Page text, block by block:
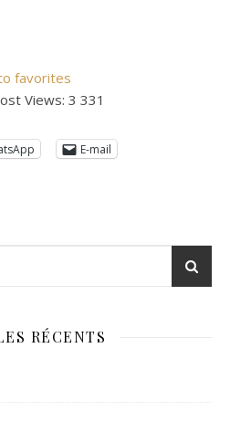
favorites
Views: 3 331
E-mail
RÉCENTS